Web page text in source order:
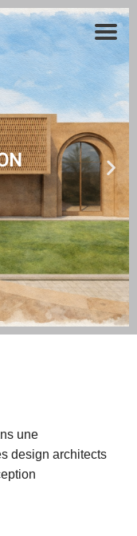
une
design architects